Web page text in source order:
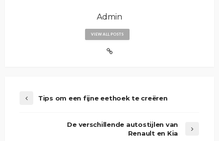
Admin
VIEW ALL POSTS
Tips om een fijne eethoek te creëren
De verschillende autostijlen van
Renault en Kia